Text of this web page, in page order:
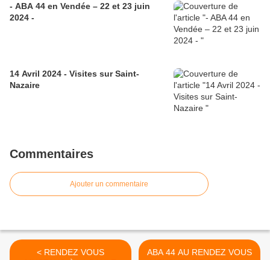
- ABA 44 en Vendée – 22 et 23 juin
2024 -
14 Avril 2024 - Visites sur Saint-
Nazaire
Commentaires
Ajouter un commentaire
< RENDEZ VOUS
ABA 44 AU RENDEZ VOUS